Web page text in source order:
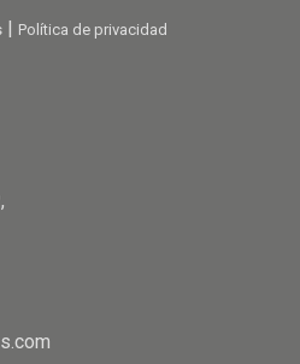
Política de privacidad